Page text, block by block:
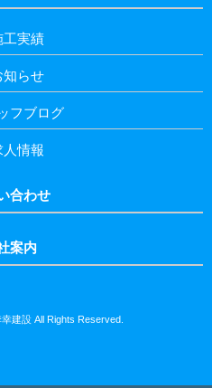
工実績
知らせ
フブログ
人情報
合わせ
案内
建設 All Rights Reserved.